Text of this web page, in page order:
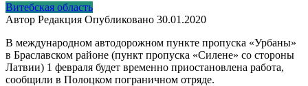
Витебская область
Автор Редакция Опубликовано 30.01.2020
В международном автодорожном пункте пропуска «Урбаны»
в Браславском районе (пункт пропуска «Силене» со стороны
Латвии) 1 февраля будет временно приостановлена работа,
сообщили в Полоцком пограничном отряде.